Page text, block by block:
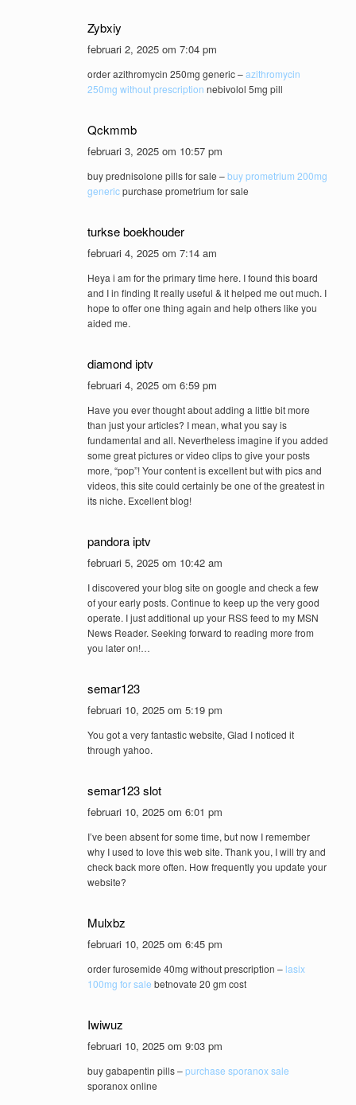
Zybxiy
februari 2, 2025 om 7:04 pm
order azithromycin 250mg generic –azithromycin
250mg without prescription nebivolol 5mg pill
Qckmmb
februari 3, 2025 om 10:57 pm
buy prednisolone pills for sale –buy prometrium 200mg
genericpurchase prometrium for sale
turkse boekhouder
februari 4, 2025 om 7:14 am
Heya i am for the primary time here. I found this board
and I in finding It really useful & it helped me out much. I
hope to offer one thing again and help others like you
aided me.
diamond iptv
februari 4, 2025 om 6:59 pm
Have you ever thought about adding a little bit more
than just your articles? I mean, what you say is
fundamental and all. Nevertheless imagine if you added
some great pictures or video clips to give your posts
more, “pop”! Your content is excellent but with pics and
videos, this site could certainly be one of the greatest in
its niche. Excellent blog!
pandora iptv
februari 5, 2025 om 10:42 am
I discovered your blog site on google and check a few
of your early posts. Continue to keep up the very good
operate. I just additional up your RSS feed to my MSN
News Reader. Seeking forward to reading more from
you later on!…
semar123
februari 10, 2025 om 5:19 pm
You got a very fantastic website, Glad I noticed it
through yahoo.
semar123 slot
februari 10, 2025 om 6:01 pm
I’ve been absent for some time, but now I remember
why I used to love this web site. Thank you, I will try and
check back more often. How frequently you update your
website?
Mulxbz
februari 10, 2025 om 6:45 pm
order furosemide 40mg without prescription – lasix
100mg for sale betnovate 20 gm cost
Iwiwuz
februari 10, 2025 om 9:03 pm
buy gabapentin pills –purchase sporanox sale
sporanox online